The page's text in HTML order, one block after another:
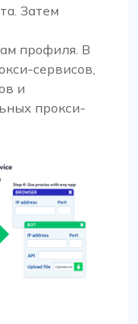
Затем
профиля. В
сервисов,
и
прокси-